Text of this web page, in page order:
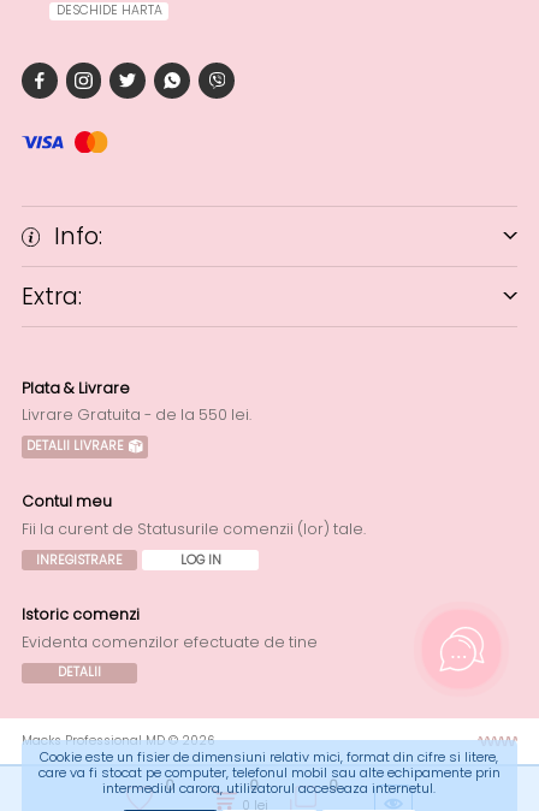
0 0
0 lei
0
DESCHIDE HARTA
Info:
Extra:
Plata & Livrare
Livrare Gratuita - de la 550 lei.
DETALII LIVRARE
Contul meu
Fii la curent de Statusurile comenzii (lor) tale.
INREGISTRARE LOG IN
Istoric comenzi
Evidenta comenzilor efectuate de tine
DETALII
Macks Professional MD © 2026
Cookie este un fisier de dimensiuni relativ mici, format din cifre si litere,
care va fi stocat pe computer, telefonul mobil sau alte echipamente prin
intermediul carora, utilizatorul acceseaza internetul.